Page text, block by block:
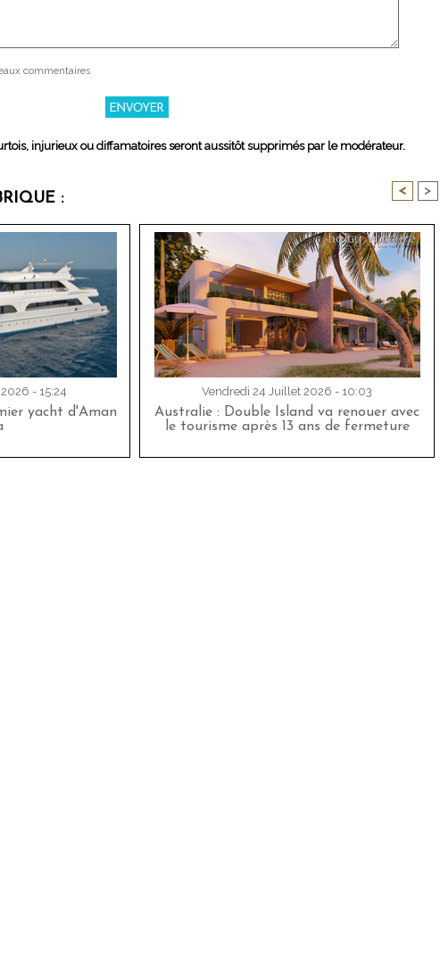
commentaires
injurieux ou diffamatoires seront aussitôt supprimés par le modérateur.
: < >
- 15:24
yacht d'Aman
Vendredi 24 Juillet 2026 - 10:03
Australie : Double Island va renouer avec
le tourisme après 13 ans de fermeture